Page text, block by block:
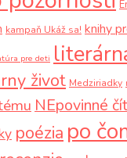
kampaň Ukáž sa! knihy
pre deti
život Medziriadky
NEpovinné
poézia po